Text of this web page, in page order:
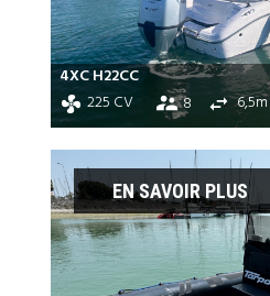
4XC H22CC
225 CV
8 6,5m
EN SAVOIR PLUS